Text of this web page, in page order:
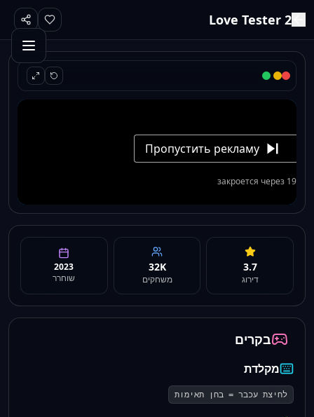
Love Tester 2
3.7
דירוג
32K
משחקים
2023
שוחרר
בקרים
מקלדת
לחיצת עכבר = בחן תאימות